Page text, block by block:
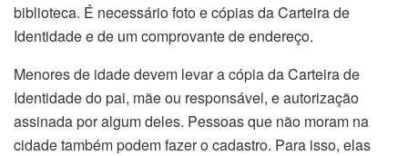
biblioteca. É necessário foto e cópias da Carteira de
Identidade e de um comprovante de endereço.
Menores de idade devem levar a cópia da Carteira de
Identidade do pai, mãe ou responsável, e autorização
assinada por algum deles. Pessoas que não moram na
cidade também podem fazer o cadastro. Para isso, elas